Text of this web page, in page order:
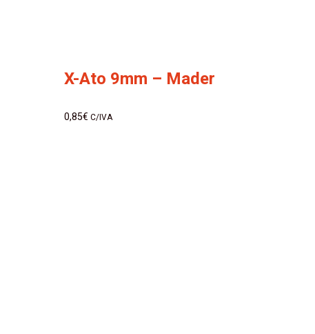
X-Ato 9mm – Mader
0,85€ C/IVA